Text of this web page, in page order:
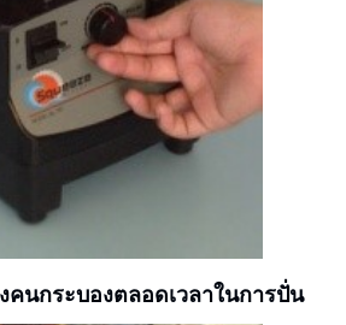
คนกระบองตลอดเวลาในการปั่น